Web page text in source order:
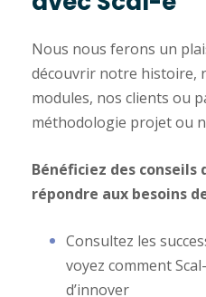
Nous nous ferons un
découvrir notre histoire,
modules, nos clients ou
méthodologie projet ou
Bénéficiez des conseils
répondre aux besoins
Consultez les
voyez comment
d’innover